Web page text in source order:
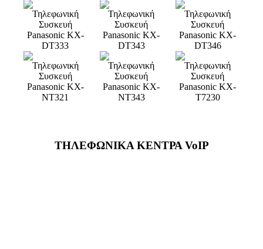
Τηλεφωνική
Συσκευή
Panasonic KX-
DT333
Τηλεφωνική
Συσκευή
Panasonic KX-
DT343
Τηλεφωνική
Συσκευή
Panasonic KX-
DT346
Τηλεφωνική
Συσκευή
Panasonic KX-
NT321
Τηλεφωνική
Συσκευή
Panasonic KX-
NT343
Τηλεφωνική
Συσκευή
Panasonic KX-
T7230
ΤΗΛΕΦΩΝΙΚΑ ΚΕΝΤΡΑ VoIP